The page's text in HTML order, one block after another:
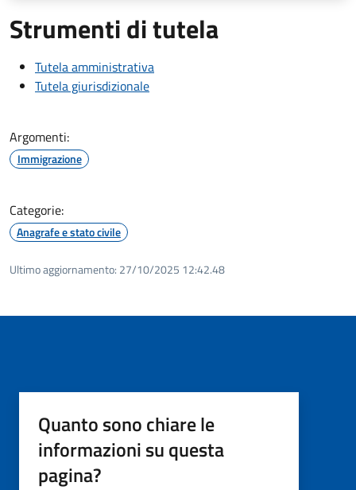
Strumenti di tutela
Tutela amministrativa
Tutela giurisdizionale
Argomenti:
Immigrazione
Categorie:
Anagrafe e stato civile
Ultimo aggiornamento: 27/10/2025 12:42.48
Quanto sono chiare le
informazioni su questa
pagina?